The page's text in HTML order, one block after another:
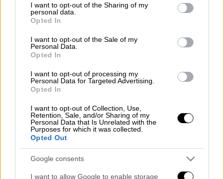
not limited to your visit or usage behaviour. You may click to
grant or deny consent to Google and its third-party tags to
use your data for below specified purposes in below Google
consent section.
I want to opt-out of the Sharing of my
personal data.
Opted In
I want to opt-out of the Sale of my
Personal Data.
Opted In
I want to opt-out of processing my
Personal Data for Targeted Advertising.
Opted In
I want to opt-out of Collection, Use,
Retention, Sale, and/or Sharing of my
Personal Data that Is Unrelated with the
Purposes for which it was collected.
Opted Out
Google consents
I want to allow Google to enable storage
στα €59 /μήνα και WIND ONE Unlimited στα
€64 /μήνα. Το WIND ONE αποτελεί τον πιο
εξελιγμένο και ολοκληρωμένο συνδυασμό
προγραμμάτων κινητής, σταθερής, internet
και τηλεόρασης που προσφέρεται στην
αγορά. Οι συνδρομητές απολαμβάνουν
απεριόριστη επικοινωνία προς όλους,
έως 100Mbps, αλλά και προνομιακή
εξυπηρέτηση, όπως τηλεφωνική
εξυπηρέτηση απευθείας από εκπρόσωπο,
δωρεάν επίσκεψη τεχνικού στο σπίτι και
πολλά άλλα.